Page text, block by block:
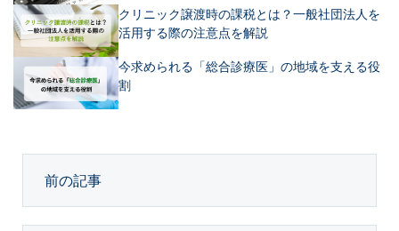
クリニック譲渡時の課税とは？一般社団法人を
活用する際の注意点を解説
今求められる「総合診療医」の地域を支える役
割
前の記事